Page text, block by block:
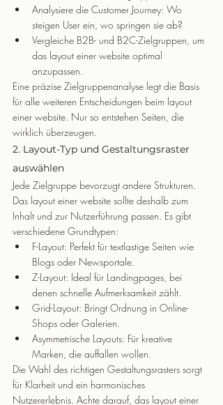
Analysiere die Customer Journey: Wo
steigen User ein, wo springen sie ab?
Vergleiche B2B- und B2C-Zielgruppen, um
das layout einer website optimal
anzupassen.
Eine präzise Zielgruppenanalyse legt die Basis
für alle weiteren Entscheidungen beim layout
einer website. Nur so entstehen Seiten, die
wirklich überzeugen.
2. Layout-Typ und Gestaltungsraster
auswählen
Jede Zielgruppe bevorzugt andere Strukturen.
Das layout einer website sollte deshalb zum
Inhalt und zur Nutzerführung passen. Es gibt
verschiedene Grundtypen:
F-Layout: Perfekt für textlastige Seiten wie
Blogs oder Newsportale.
Z-Layout: Ideal für Landingpages, bei
denen schnelle Aufmerksamkeit zählt.
Grid-Layout: Bringt Ordnung in Online-
Shops oder Galerien.
Asymmetrische Layouts: Für kreative
Marken, die auffallen wollen.
Die Wahl des richtigen Gestaltungsrasters sorgt
für Klarheit und ein harmonisches
Nutzererlebnis. Achte darauf, das layout einer